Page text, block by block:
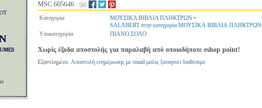
MSC.605646
Κατηγορία ΜΟΥΣΙΚΑ ΒΙΒΛΙΑ ΠΛΗΚΤΡΩΝ •
SALABERT στην κατηγορία ΜΟΥΣΙΚΑ ΒΙΒΛΙΑ ΠΛΗΚΤΡΩΝ
Υποκατηγορία
ΠΙΑΝΟ ΣΟΛΟ
Χωρίς έξοδα αποστολής για παραλαβή από οποιοδήποτε eshop point!
Εξαντλημένο. Αποστολή ενημέρωσης με email μόλις ξαναγίνει διαθέσιμο